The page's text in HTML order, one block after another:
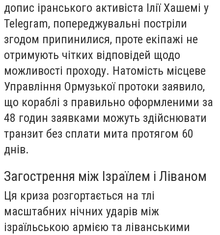
допис іранського активіста Ілії Хашемі у
Telegram, попереджувальні постріли
згодом припинилися, проте екіпажі не
отримують чітких відповідей щодо
можливості проходу. Натомість місцеве
Управління Ормузької протоки заявило,
що кораблі з правильно оформленими за
48 годин заявками можуть здійснювати
транзит без сплати мита протягом 60
днів.
Загострення між Ізраїлем і Ліваном
Ця криза розгортається на тлі
масштабних нічних ударів між
ізраїльською армією та ліванськими